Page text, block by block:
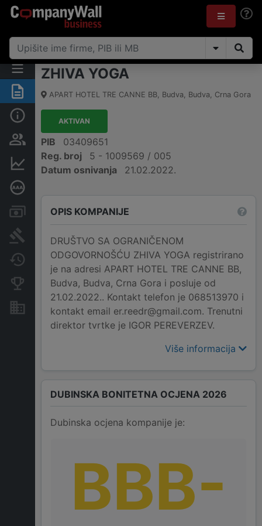
Sažetak
Osobe i vlasništvo
Finansijski podaci
Računi i blokade
Arhiva sudskih objava
Promjene
Konkurentne kompanije
Nekretnine i imovina
ZHIVA YOGA
APART HOTEL TRE CANNE BB, Budva, Budva, Crna Gora
AKTIVAN
PIB
03409651
Reg. broj
5 - 1009569 / 005
Datum osnivanja
21.02.2022.
OPIS KOMPANIJE
DRUŠTVO SA OGRANIČENOM
ODGOVORNOŠĆU ZHIVA YOGA registrirano
je na adresi APART HOTEL TRE CANNE BB,
Budva, Budva, Crna Gora i posluje od
21.02.2022.. Kontakt telefon je 068513970 i
kontakt email er.reedr@gmail.com. Trenutni
direktor tvrtke je IGOR PEREVERZEV.
Više informacija
DUBINSKA BONITETNA OCJENA 2026
Dubinska ocjena kompanije je:
BBB-